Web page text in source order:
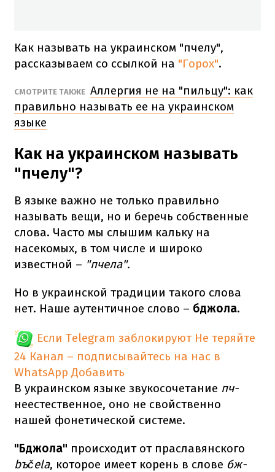
Как называть на украинском "пчелу",
рассказываем со ссылкой на "Горох".
СМОТРИТЕ ТАКЖЕ Аллергия не на "пильцу": как
правильно называть ее на украинском
языке
Как на украинском называть
"пчелу"?
В языке важно не только правильно
называть вещи, но и беречь собственные
слова. Часто мы слышим кальку на
насекомых, в том числе и широко
известной – "пчела".
Но в украинской традиции такого слова
нет. Наше аутентичное слово – бджола.
Если Telegram заблокируют Не теряйте
24 Канал – подписывайтесь на нас в
WhatsApp Добавить
В украинском языке звукосочетание пч-
неестественное, оно не свойственно
нашей фонетической системе.
"Бджола" происходит от праславянского
bъčela, которое имеет корень в слове бж-